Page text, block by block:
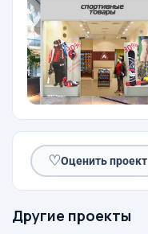
♡Оценить проект
Другие проекты